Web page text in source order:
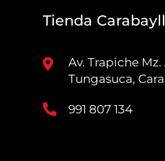
Tienda
Av. Trapiche Mz.
Tungasuca,
991 807 134